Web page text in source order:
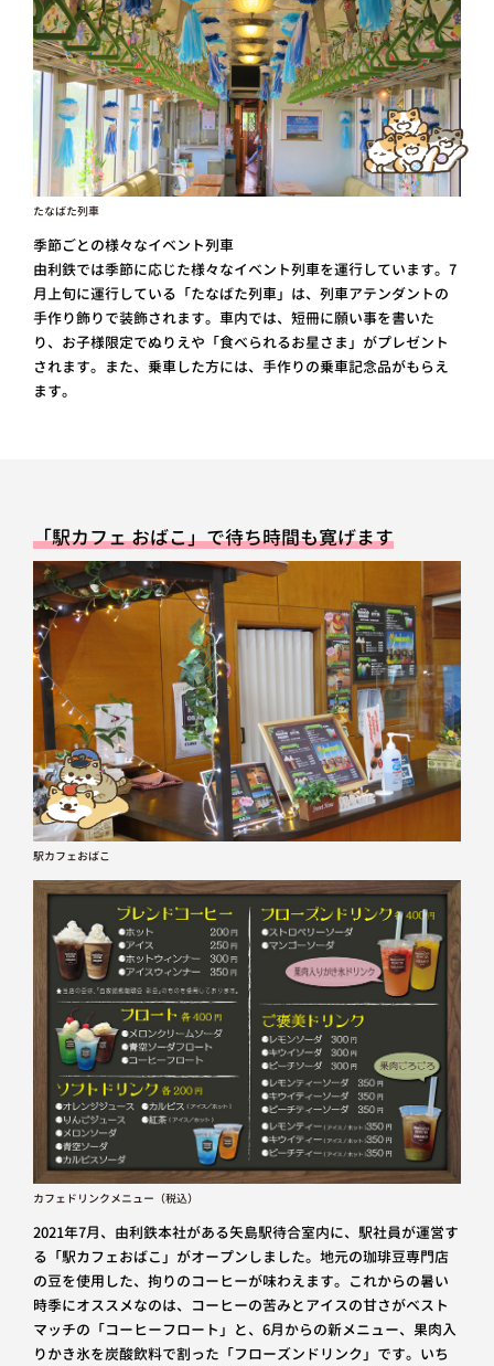
たなばた列車
季節ごとの様々なイベント列車
由利鉄では季節に応じた様々なイベント列車を運行しています。7
月上旬に運行している「たなばた列車」は、列車アテンダントの
手作り飾りで装飾されます。車内では、短冊に願い事を書いた
り、お子様限定でぬりえや「食べられるお星さま」がプレゼント
されます。また、乗車した方には、手作りの乗車記念品がもらえ
ます。
「駅カフェ おばこ」で待ち時間も寛げます
駅カフェおばこ
カフェドリンクメニュー（税込）
2021年7月、由利鉄本社がある矢島駅待合室内に、駅社員が運営す
る「駅カフェおばこ」がオープンしました。地元の珈琲豆専門店
の豆を使用した、拘りのコーヒーが味わえます。これからの暑い
時季にオススメなのは、コーヒーの苦みとアイスの甘さがベスト
マッチの「コーヒーフロート」と、6月からの新メニュー、果肉入
りかき氷を炭酸飲料で割った「フローズンドリンク」です。いち